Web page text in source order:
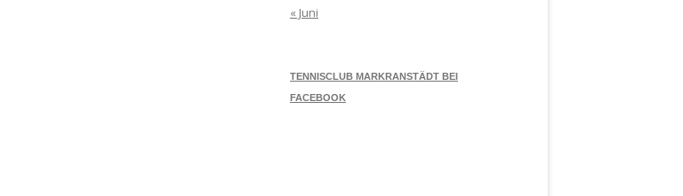
« Juni
TENNISCLUB MARKRANSTÄDT BEI
FACEBOOK